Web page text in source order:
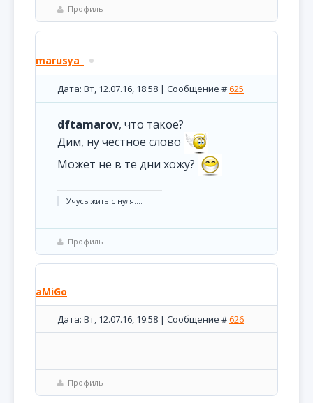
Профиль
marusya_
Дата: Вт, 12.07.16, 18:58 | Сообщение #625
dftamarov, что такое?
Дим, ну честное слово
Может не в те дни хожу?
Учусь жить с нуля....
Профиль
aMiGo
Дата: Вт, 12.07.16, 19:58 | Сообщение #626
Профиль